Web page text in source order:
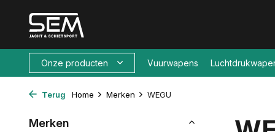
Onze producten Vuurwapens
Terug Home Merken WEGU
Merken